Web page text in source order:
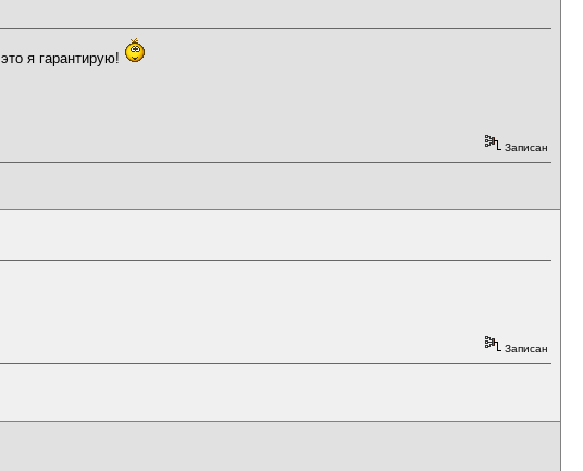
я гарантирую!
Записан
Записан